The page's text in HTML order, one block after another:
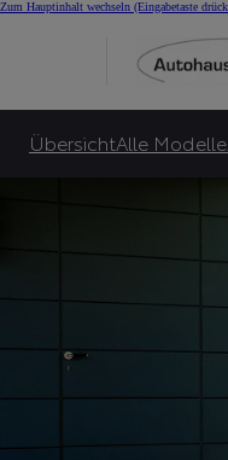
Zum Hauptinhalt wechseln (Eingabetaste
ÜbersichtAlle Modelle
Toyota